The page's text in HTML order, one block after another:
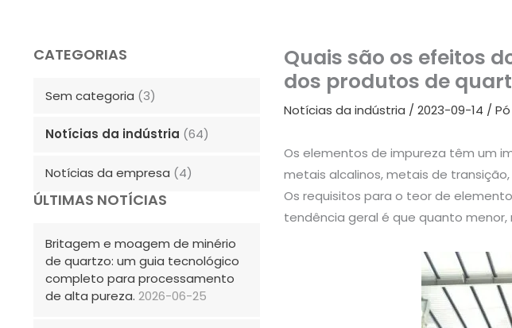
CATEGORIAS
Sem categoria (3)
Notícias da indústria (64)
Notícias da empresa (4)
ÚLTIMAS NOTÍCIAS
Britagem e moagem de minério
de quartzo: um guia tecnológico
completo para processamento
de alta pureza. 2026-06-25
Quais são os efeitos
dos produtos de
Notícias da indústria / 2023-09-14 /
Os elementos de impureza têm um
metais alcalinos, metais de
Os requisitos para o teor de
tendência geral é que quanto menor,